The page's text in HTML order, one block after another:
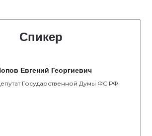
Спикер
Евгений Георгиевич
Государственной Думы ФС РФ